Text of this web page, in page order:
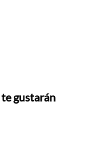
gustarán